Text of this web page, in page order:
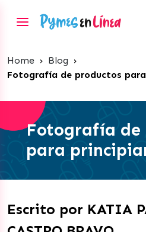
Home › Blog ›
Fotografía de productos
Fotografía de
para
Escrito por KATIA